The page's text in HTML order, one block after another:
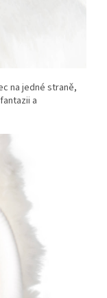
na jedné straně,
a